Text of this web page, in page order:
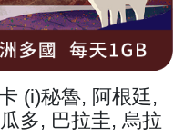
(i)秘魯, 阿根廷,
多, 巴拉圭, 烏拉